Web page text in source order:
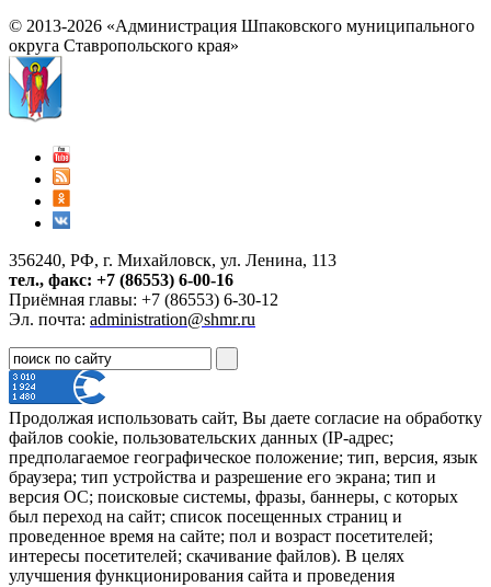
© 2013-2026 «Администрация Шпаковского муниципального
округа Ставропольского края»
356240, РФ, г. Михайловск, ул. Ленина, 113
тел., факс: +7 (86553) 6-00-16
Приёмная главы: +7 (86553) 6-30-12
Эл. почта: administration@shmr.ru
Продолжая использовать сайт, Вы даете согласие на обработку
файлов cookie, пользовательских данных (IP-адрес;
предполагаемое географическое положение; тип, версия, язык
браузера; тип устройства и разрешение его экрана; тип и
версия ОС; поисковые системы, фразы, баннеры, с которых
был переход на сайт; список посещенных страниц и
проведенное время на сайте; пол и возраст посетителей;
интересы посетителей; скачивание файлов). В целях
улучшения функционирования сайта и проведения